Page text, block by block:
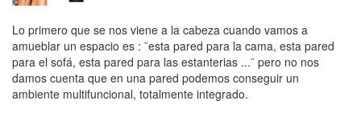
Lo primero que se nos viene a la cabeza cuando vamos a
amueblar un espacio es : ¨esta pared para la cama, esta pared
para el sofá, esta pared para las estanterias ...¨ pero no nos
damos cuenta que en una pared podemos conseguir un
ambiente multifuncional, totalmente integrado.